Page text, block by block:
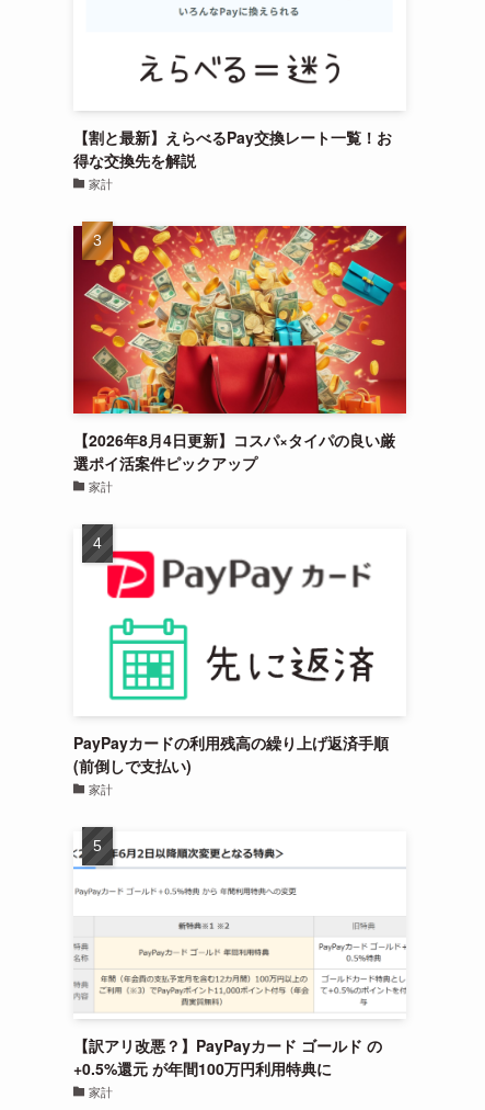
【割と最新】えらべるPay交換レート一覧！お
得な交換先を解説
家計
【2026年8月4日更新】コスパ×タイパの良い厳
選ポイ活案件ピックアップ
家計
PayPayカードの利用残高の繰り上げ返済手順
(前倒しで支払い)
家計
【訳アリ改悪？】PayPayカード ゴールド の
+0.5%還元 が年間100万円利用特典に
家計